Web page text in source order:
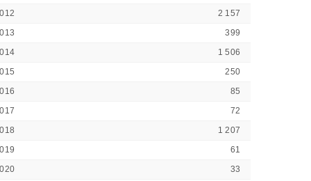
2 157
399
1 506
250
85
72
1 207
61
33